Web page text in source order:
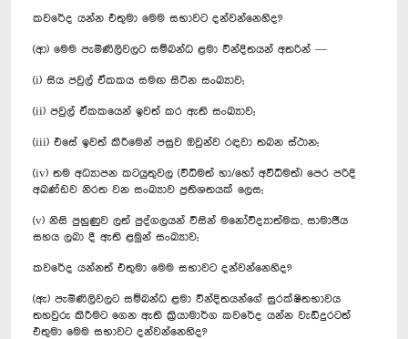
කවරේද යන්න එතුමා මෙම සභාවට දන්වන්නෙහිද?
(ආ) මෙම පැමිණිලිවලට සම්බන්ධ ළමා වින්දිතයන් අතරින් —
(i) සිය පවුල් ඒකකය සමඟ සිටින සංඛ්‍යාව;
(ii) පවුල් ඒකකයෙන් ඉවත් කර ඇති සංඛ්‍යාව;
(iii) එසේ ඉවත් කිරීමෙන් පසුව ඔවුන්ව රඳවා තබන ස්ථාන;
(iv) තම අධ්‍යාපන කටයුතුවල (විධිමත් හා/හෝ අවිධිමත්) පෙර පරිදි
අඛණ්ඩව නිරත වන සංඛ්‍යාව ප්‍රතිශතයක් ලෙස;
(v) නිසි පුහුණුව ලත් පුද්ගලයන් විසින් මනෝවිද්‍යාත්මක, සාමාජීය
සහය ලබා දී ඇති ළමුන් සංඛ්‍යාව;
කවරේද යන්නත් එතුමා මෙම සභාවට දන්වන්නෙහිද?
(ඇ) පැමිණිලිවලට සම්බන්ධ ළමා වින්දිතයන්ගේ සුරක්ෂිතභාවය
තහවුරු කිරීමට ගෙන ඇති ක්‍රියාමාර්ග කවරේද යන්න වැඩිදුරටත්
එතුමා මෙම සභාවට දන්වන්නෙහිද?